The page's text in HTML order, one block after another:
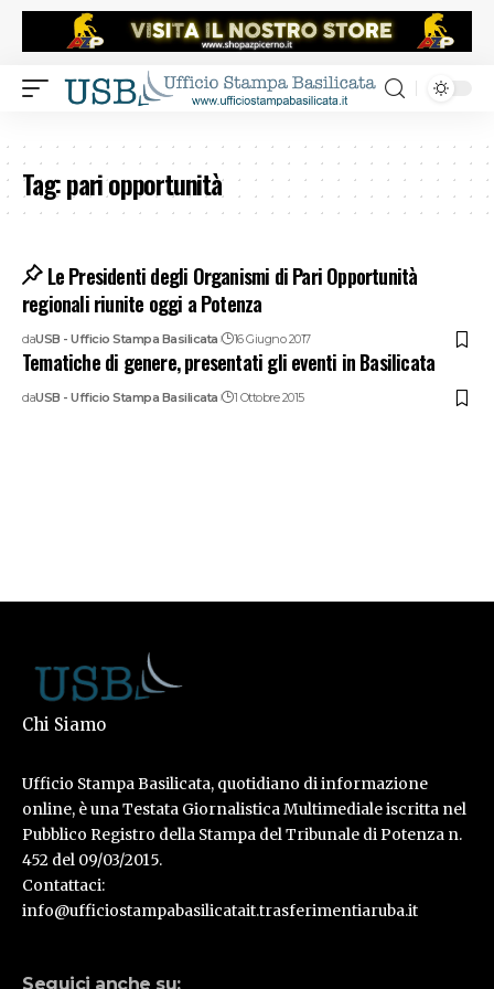
Tag:pari opportunità
Le Presidenti degli Organismi di Pari Opportunità
regionali riunite oggi a Potenza
daUSB - Ufficio Stampa Basilicata 16 Giugno 2017
Tematiche di genere, presentati gli eventi in Basilicata
daUSB - Ufficio Stampa Basilicata 1 Ottobre 2015
Chi Siamo
Ufficio Stampa Basilicata, quotidiano di informazione
online, è una Testata Giornalistica Multimediale iscritta nel
Pubblico Registro della Stampa del Tribunale di Potenza n.
452 del 09/03/2015.
Contattaci:
info@ufficiostampabasilicatait.trasferimentiaruba.it
Seguici anche su: